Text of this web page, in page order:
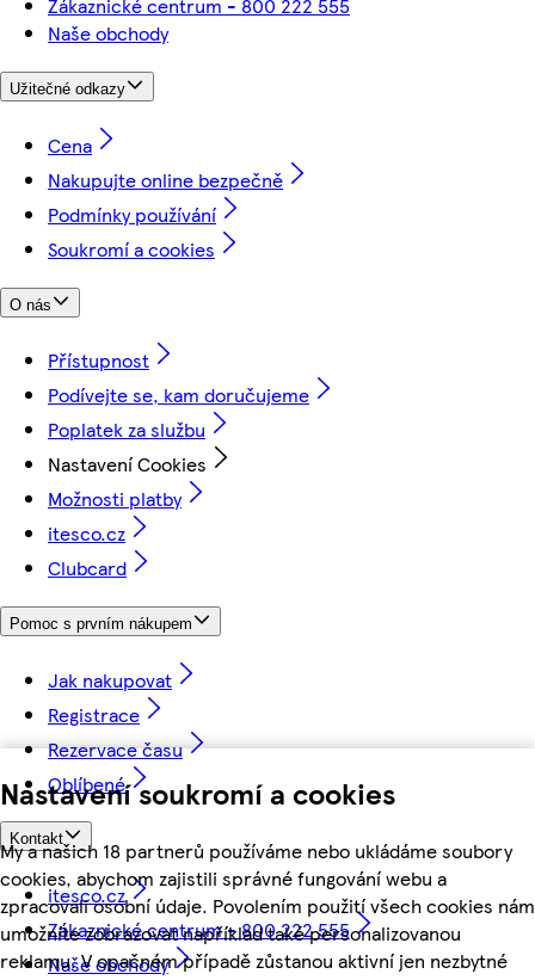
Nastavení soukromí a cookies
My a našich 18 partnerů používáme nebo ukládáme soubory
cookies, abychom zajistili správné fungování webu a
zpracovali osobní údaje. Povolením použití všech cookies nám
umožníte zobrazovat například také personalizovanou
reklamu. V opačném případě zůstanou aktivní jen nezbytné
Zákaznické centrum - 800 222 555
Naše obchody
Užitečné odkazy
Cena
Nakupujte online bezpečně
Podmínky používání
Soukromí a cookies
O nás
Přístupnost
Podívejte se, kam doručujeme
Poplatek za službu
Nastavení Cookies
Možnosti platby
itesco.cz
Clubcard
Pomoc s prvním nákupem
Jak nakupovat
Registrace
Rezervace času
Oblíbené
Kontakt
itesco.cz
Zákaznické centrum - 800 222 555
Naše obchody